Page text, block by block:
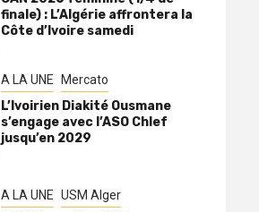
finale) : L’Algérie affrontera la
Côte d’Ivoire samedi
A LA UNE Mercato
L’Ivoirien Diakité Ousmane
s’engage avec l’ASO Chlef
jusqu’en 2029
A LA UNE USM Alger